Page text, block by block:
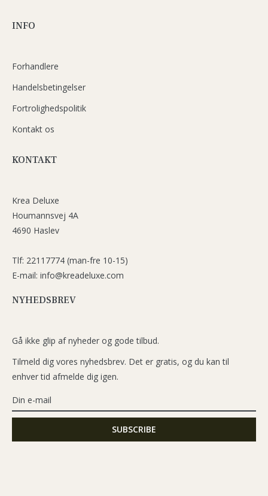
INFO
Forhandlere
Handelsbetingelser
Fortrolighedspolitik
Kontakt os
KONTAKT
Krea Deluxe
Houmannsvej 4A
4690 Haslev
Tlf: 22117774 (man-fre 10-15)
E-mail: info@kreadeluxe.com
NYHEDSBREV
Gå ikke glip af nyheder og gode tilbud.
Tilmeld dig vores nyhedsbrev. Det er gratis, og du kan til
enhver tid afmelde dig igen.